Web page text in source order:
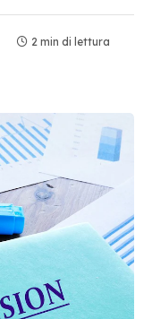
2 min di lettura